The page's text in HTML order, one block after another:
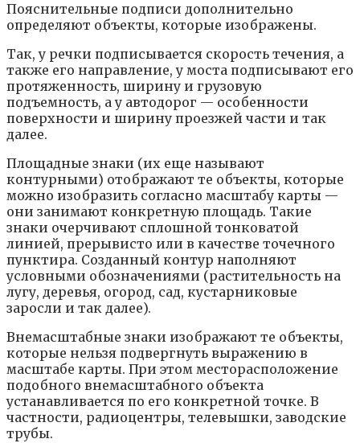
Пояснительные подписи дополнительно
определяют объекты, которые изображены.
Так, у речки подписывается скорость течения, а
также его направление, у моста подписывают его
протяженность, ширину и грузовую
подъемность, а у автодорог — особенности
поверхности и ширину проезжей части и так
далее.
Площадные знаки (их еще называют
контурными) отображают те объекты, которые
можно изобразить согласно масштабу карты —
они занимают конкретную площадь. Такие
знаки очерчивают сплошной тонковатой
линией, прерывисто или в качестве точечного
пунктира. Созданный контур наполняют
условными обозначениями (растительность на
лугу, деревья, огород, сад, кустарниковые
заросли и так далее).
Внемасштабные знаки изображают те объекты,
которые нельзя подвергнуть выражению в
масштабе карты. При этом месторасположение
подобного внемасштабного объекта
устанавливается по его конкретной точке. В
частности, радиоцентры, телевышки, заводские
трубы.